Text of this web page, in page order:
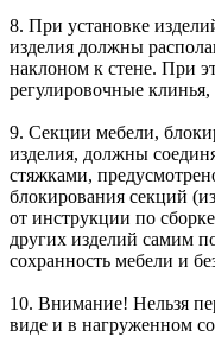
8. При установке
изделия должны
наклоном к стене. При
регулировочные
9. Секции мебели,
изделия, должны
стяжками,
блокирования секций
от инструкции по
других изделий самим
сохранность мебели и
10. Внимание! Нельзя
виде и в нагруженном